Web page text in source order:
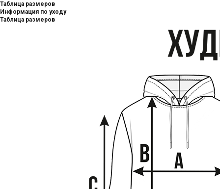
Таблица размеров
Информация по уходу
Таблица размеров